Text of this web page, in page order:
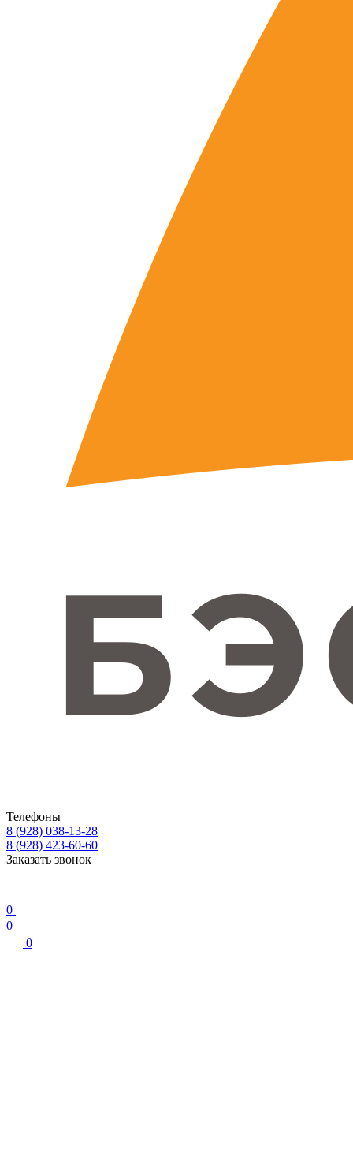
Телефоны
8 (928) 038-13-28
8 (928) 423-60-60
Заказать звонок
0
0
0